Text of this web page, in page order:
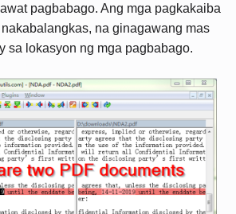
pagbabago. Ang mga pagkakaiba
na ginagawang mas
sa lokasyon ng mga pagbabago.